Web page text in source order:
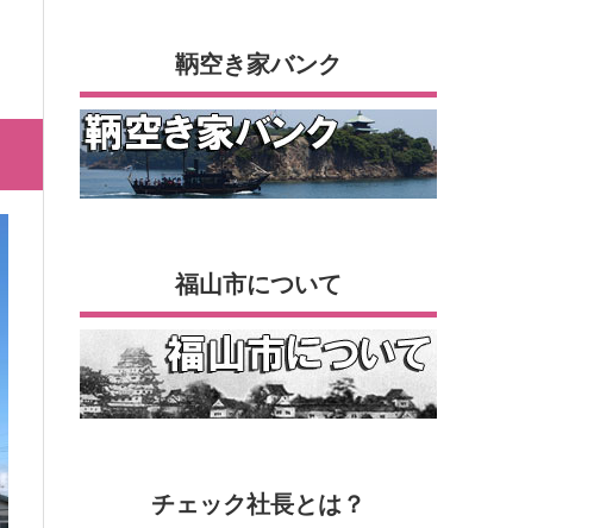
鞆空き家バンク
福山市について
チェック社長とは？